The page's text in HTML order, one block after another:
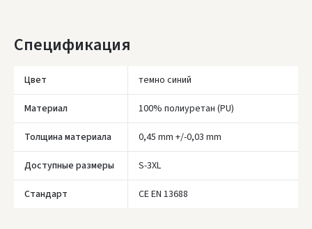
Спецификация
Цвет темно синий
Материал 100% полиуретан (PU)
Толщина материала 0,45 mm +/-0,03 mm
Доступные размеры S-3XL
Стандарт CE EN 13688
Įvertinimas: